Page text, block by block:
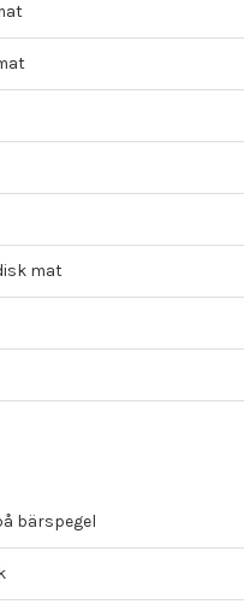
mat
bärspegel